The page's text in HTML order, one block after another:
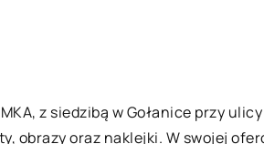
z siedzibą w Gołanice przy
obrazy oraz naklejki. W swojej